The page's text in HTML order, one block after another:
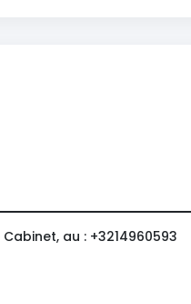
au : +3214960593